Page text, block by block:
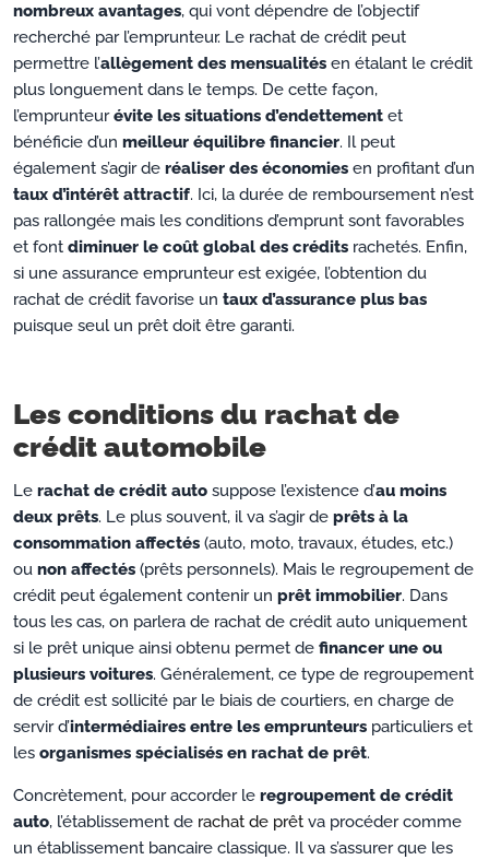
nombreux avantages, qui vont dépendre de l’objectif
recherché par l’emprunteur. Le rachat de crédit peut
permettre l’allègement des mensualités en étalant le crédit
plus longuement dans le temps. De cette façon,
l’emprunteurévite les situations d’endettement et
bénéficie d’un meilleur équilibre financier. Il peut
également s’agir de réaliser des économies en profitant d’un
taux d’intérêt attractif. Ici, la durée de remboursement n’est
pas rallongée mais les conditions d’emprunt sont favorables
et font diminuer le coût global des crédits rachetés. Enfin,
si une assurance emprunteur est exigée, l’obtention du
rachat de crédit favorise un taux d’assurance plus bas
puisque seul un prêt doit être garanti.
Les conditions du rachat de
crédit automobile
Le rachat de crédit auto suppose l’existence d’au moins
deux prêts. Le plus souvent, il va s’agir de prêts à la
consommation affectés (auto, moto, travaux, études, etc.)
ou non affectés (prêts personnels). Mais le regroupement de
crédit peut également contenir un prêt immobilier. Dans
tous les cas, on parlera de rachat de crédit auto uniquement
si le prêt unique ainsi obtenu permet de financer une ou
plusieurs voitures. Généralement, ce type de regroupement
de crédit est sollicité par le biais de courtiers, en charge de
servir d’intermédiaires entre les emprunteurs particuliers et
les organismes spécialisés en rachat de prêt.
Concrètement, pour accorder le regroupement de crédit
auto, l’établissement de rachat de prêt va procéder comme
un établissement bancaire classique. Il va s’assurer que les